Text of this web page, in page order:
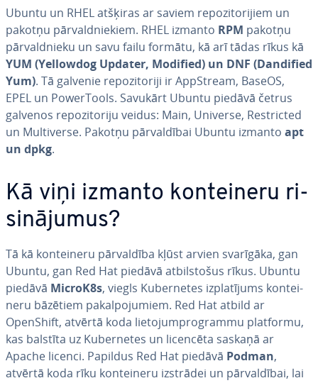
Ubuntu un RHEL atšķiras ar saviem re­po­zi­to­ri­jiem un
pakotņu pār­val­dnie­kiem. RHEL izmanto RPM pakotņu
pār­val­dnie­ku un savu failu formātu, kā arī tādas rīkus kā
YUM (Yellowdog Updater, Modified) un DNF (Dandified
Yum). Tā galvenie re­po­zi­to­ri­ji ir AppStream, BaseOS,
EPEL un Power­Tools. Savukārt Ubuntu piedāvā četrus
galvenos re­po­zi­to­ri­ju veidus: Main, Universe, Res­tricted
un Mul­ti­verse. Pakotņu pār­val­dī­bai Ubuntu izmanto apt
un dpkg.
Kā viņi izmanto kon­tei­ne­ru ri­
si­nā­ju­mus?
Tā kā kon­tei­ne­ru pār­val­dī­ba kļūst arvien svarīgāka, gan
Ubuntu, gan Red Hat piedāvā at­bil­sto­šus rīkus. Ubuntu
piedāvā MicroK8s, viegls Ku­ber­ne­tes iz­pla­tī­jums kon­tei­
ne­ru bāzētiem pa­kal­po­ju­miem. Red Hat atbild ar
OpenShift, atvērtā koda lie­to­jum­prog­ram­mu platformu,
kas balstīta uz Ku­ber­ne­tes un licencēta saskaņā ar
Apache licenci. Papildus Red Hat piedāvā Podman,
atvērtā koda rīku kon­tei­ne­ru izstrādei un pār­val­dī­bai, lai